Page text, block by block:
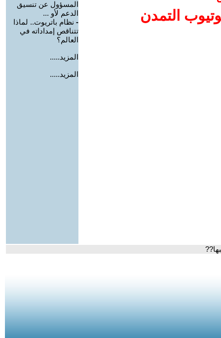
التمدن
المسؤول عن تنسيق
الدعم لأو ...
- نظام باتريوت.. لماذا
تتناقص إمداداته في
العالم؟
المزيد.....
المزيد.....